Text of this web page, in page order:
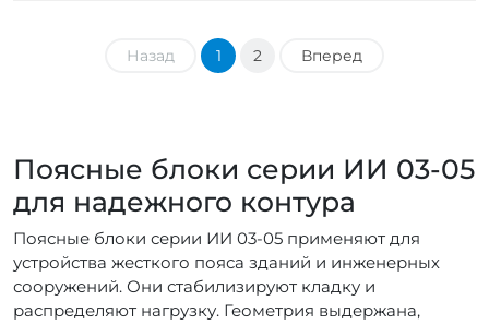
Назад 1 2 Вперед
Поясные блоки серии ИИ 03-05
для надежного контура
Поясные блоки серии ИИ 03-05 применяют для
устройства жесткого пояса зданий и инженерных
сооружений. Они стабилизируют кладку и
распределяют нагрузку. Геометрия выдержана,